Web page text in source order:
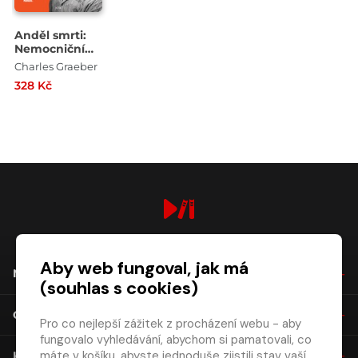
Anděl smrti:
Nemocniční
vrah Charles
Charles Graeber
328 Kč
NÁKUP
O SPOLEČNOSTI
Aby web fungoval, jak má
(souhlas s cookies)
Pro co nejlepší zážitek z procházení webu - aby
fungovalo vyhledávání, abychom si pamatovali, co